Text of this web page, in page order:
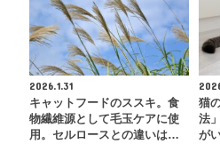
2026.1.31
キャットフードのススキ。食
物繊維源として毛玉ケアに使
用。セルロースとの違いは…
猫
法
が